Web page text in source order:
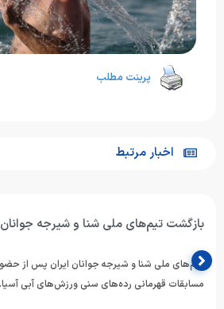
پرینت مطلب
اخبار مرتبط
بازگشت تیم‌های ملی شنا و شیرجه جوانان
تیم‌های ملی شنا و شیرجه جوانان ایران پس از
مسابقات قهرمانی رده‌های سنی ورزش‌های آبی